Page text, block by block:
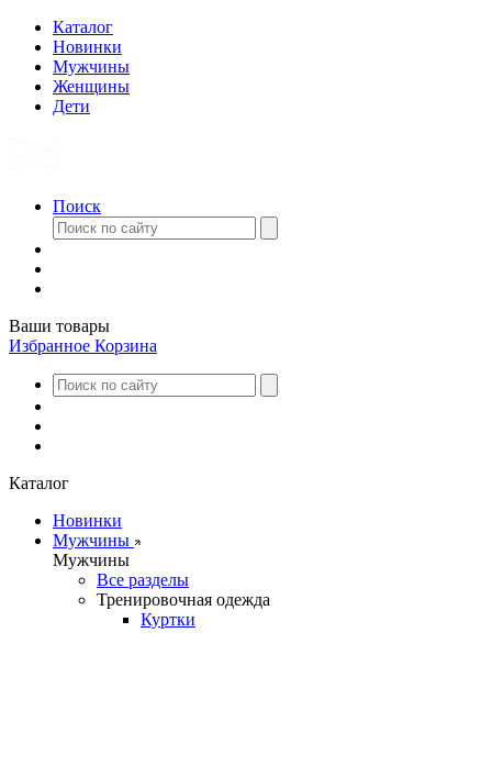
Каталог
Новинки
Мужчины
Женщины
Дети
Поиск
Ваши товары
Избранное Корзина
Каталог
Новинки
Мужчины
Мужчины
Все разделы
Тренировочная одежда
Куртки